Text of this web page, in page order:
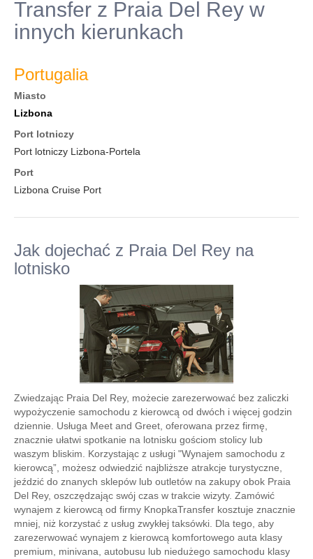
Transfer z Praia Del Rey w
innych kierunkach
Portugalia
Miasto
Lizbona
Port lotniczy
Port lotniczy Lizbona-Portela
Port
Lizbona Cruise Port
Jak dojechać z Praia Del Rey na
lotnisko
Zwiedzając Praia Del Rey, możecie zarezerwować bez zaliczki
wypożyczenie samochodu z kierowcą od dwóch i więcej godzin
dziennie. Usługa Meet and Greet, oferowana przez firmę,
znacznie ułatwi spotkanie na lotnisku gościom stolicy lub
waszym bliskim. Korzystając z usługi "Wynajem samochodu z
kierowcą”, możesz odwiedzić najbliższe atrakcje turystyczne,
jeździć do znanych sklepów lub outletów na zakupy obok Praia
Del Rey, oszczędzając swój czas w trakcie wizyty. Zamówić
wynajem z kierowcą od firmy KnopkaTransfer kosztuje znacznie
mniej, niż korzystać z usług zwykłej taksówki. Dla tego, aby
zarezerwować wynajem z kierowcą komfortowego auta klasy
premium, minivana, autobusu lub niedużego samochodu klasy